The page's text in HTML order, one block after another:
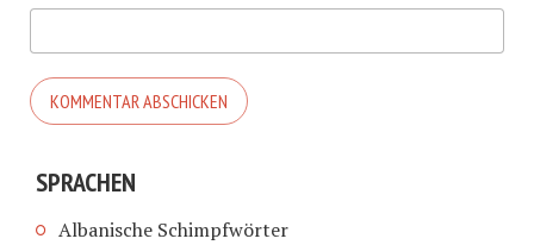
SPRACHEN
Albanische Schimpfwörter